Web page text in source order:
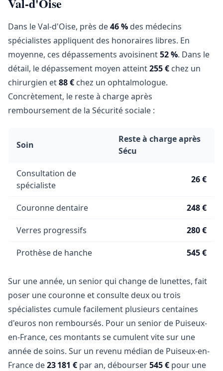
Dans le Val-d'Oise, près de46 % des médecins
spécialistes appliquent des honoraires libres. En
moyenne, ces dépassements avoisinent52 %. Dans le
détail, le dépassement moyen atteint255 € chez un
chirurgien et88 € chez un ophtalmologue.
Concrètement, le reste à charge après
remboursement de la Sécurité sociale :
Soin
Reste à charge après
Sécu
Consultation de
spécialiste
26 €
Couronne dentaire 248 €
Verres progressifs 280 €
Prothèse de hanche 545 €
Sur une année, un senior qui change de lunettes, fait
poser une couronne et consulte deux ou trois
spécialistes cumule facilement plusieurs centaines
d'euros non remboursés. Pour un senior de Puiseux-
en-France, ces montants se cumulent vite sur une
année de soins. Sur un revenu médian de Puiseux-en-
France de23 181 € par an, débourser545 € pour une